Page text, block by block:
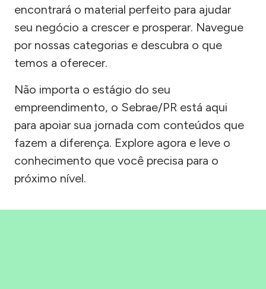
encontrará o material perfeito para ajudar
seu negócio a crescer e prosperar. Navegue
por nossas categorias e descubra o que
temos a oferecer.
Não importa o estágio do seu
empreendimento, o Sebrae/PR está aqui
para apoiar sua jornada com conteúdos que
fazem a diferença. Explore agora e leve o
conhecimento que você precisa para o
próximo nível.